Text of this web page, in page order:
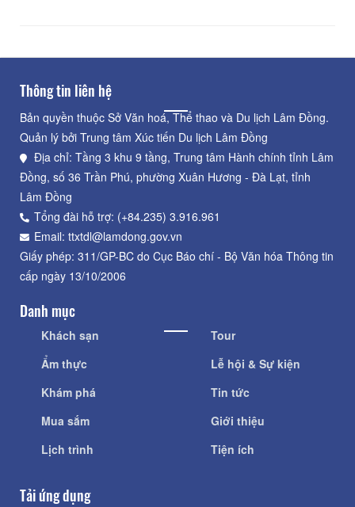
Thông tin liên hệ
Bản quyền thuộc Sở Văn hoá, Thể thao và Du lịch Lâm Đồng.
Quản lý bởi Trung tâm Xúc tiến Du lịch Lâm Đồng
Địa chỉ: Tầng 3 khu 9 tầng, Trung tâm Hành chính tỉnh Lâm
Đồng, số 36 Trần Phú, phường Xuân Hương - Đà Lạt, tỉnh
Lâm Đồng
Tổng đài hỗ trợ: (+84.235) 3.916.961
Email: ttxtdl@lamdong.gov.vn
Giấy phép: 311/GP-BC do Cục Báo chí - Bộ Văn hóa Thông tin
cấp ngày 13/10/2006
Danh mục
Khách sạn
Ẩm thực
Khám phá
Mua sắm
Lịch trình
Tour
Lễ hội & Sự kiện
Tin tức
Giới thiệu
Tiện ích
Tải ứng dụng